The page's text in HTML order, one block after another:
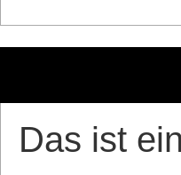
Das ist